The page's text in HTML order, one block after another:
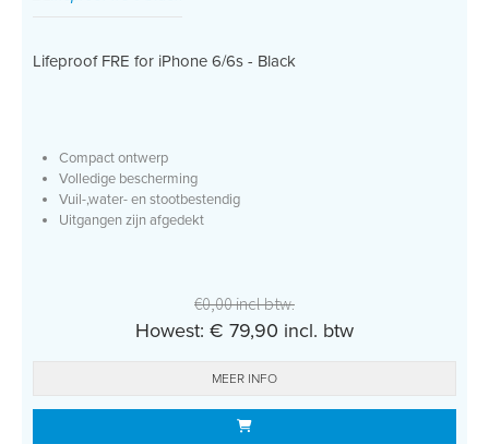
Lifeproof FRE for iPhone 6/6s - Black
Compact ontwerp
Volledige bescherming
Vuil-,water- en stootbestendig
Uitgangen zijn afgedekt
€0,00 incl btw.
Howest: € 79,90 incl. btw
MEER INFO